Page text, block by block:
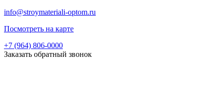
info@stroymateriali-optom.ru
Посмотреть на карте
+7 (964) 806-0000
Заказать обратный звонок